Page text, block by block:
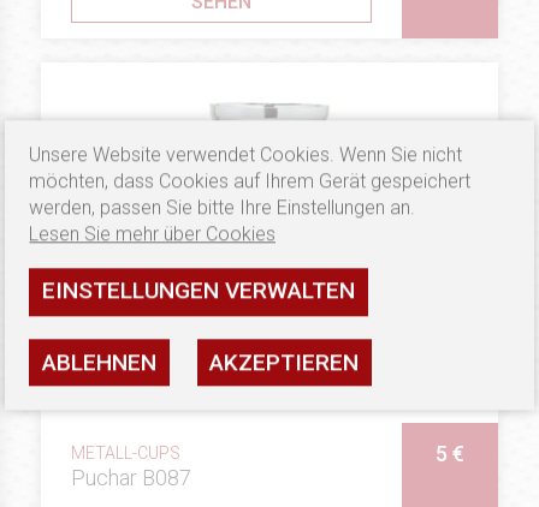
METALL-CUPS
Puchar B087
5 €
Unsere Website verwendet Cookies. Wenn Sie nicht
möchten, dass Cookies auf Ihrem Gerät gespeichert
werden, passen Sie bitte Ihre Einstellungen an.
Lesen Sie mehr über Cookies
EINSTELLUNGEN VERWALTEN
ABLEHNEN AKZEPTIEREN